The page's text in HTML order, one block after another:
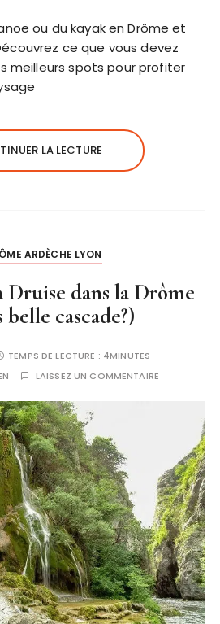
ou du kayak en Drôme et
ce que vous devez
meilleurs spots pour profiter
LA LECTURE
ARDÈCHE LYON
Druise dans la Drôme
belle cascade?)
TEMPS DE LECTURE : 4MINUTES
LAISSEZ UN COMMENTAIRE